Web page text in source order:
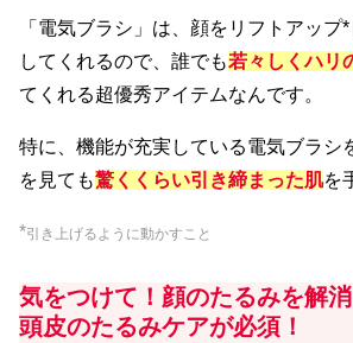
「電気ブラシ」は、顔をリフトアップ*
してくれるので、誰でも若々しくハリ
てくれる超優秀アイテムなんです。
特に、機能が充実している電気ブラシ
を見ても驚くくらい引き締まった肌を
*引き上げるように動かすこと
気をつけて！顔のたるみを解消
頭皮のたるみケアが必須！